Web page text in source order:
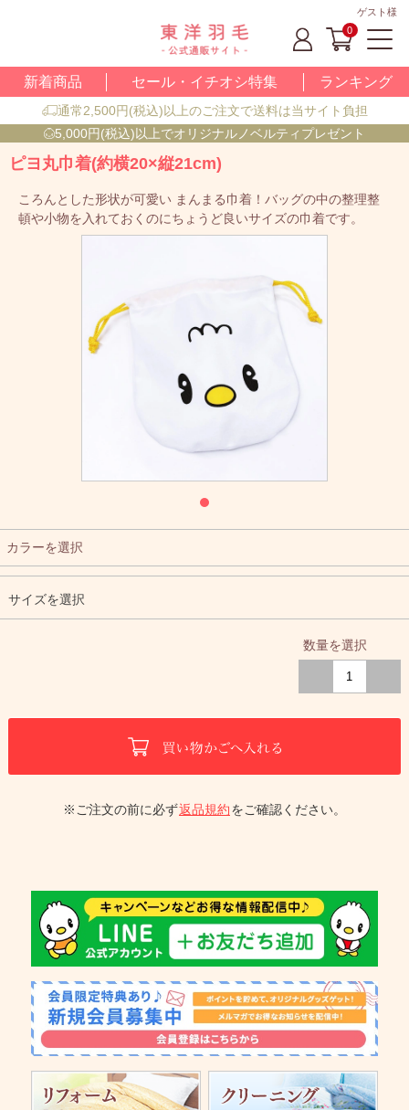
ゲスト様
0
新着商品 セール・イチオシ特集 ランキング
通常2,500円(税込)以上のご注文で送料は当サイト負担
5,000円(税込)以上でオリジナルノベルティプレゼント
ピヨ丸巾着(約横20×縦21cm)
ころんとした形状が可愛い まんまる巾着！バッグの中の整理整
頓や小物を入れておくのにちょうど良いサイズの巾着です。
サイズを選択
カラーを選択
数量を選択
※ご注文の前に必ず返品規約をご確認ください。